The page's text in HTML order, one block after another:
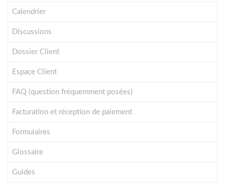
Calendrier
Discussions
Dossier Client
Espace Client
FAQ (question fréquemment posées)
Facturation et réception de paiement
Formulaires
Glossaire
Guides